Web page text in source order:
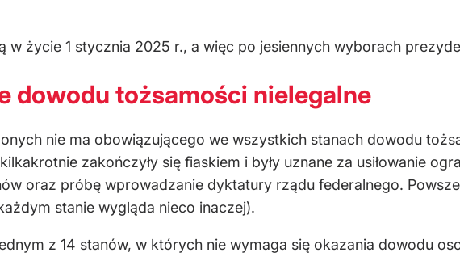
w życie 1 stycznia 2025 r., a więc po jesiennych wyborach
dowodu tożsamości nielegalne
nie ma obowiązującego we wszystkich stanach dowodu
zakończyły się fiaskiem i były uznane za usiłowanie
oraz próbę wprowadzanie dyktatury rządu federalnego.
stanie wygląda nieco inaczej).
z 14 stanów, w których nie wymaga się okazania dowodu